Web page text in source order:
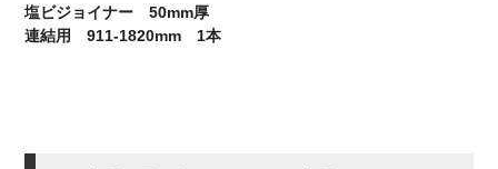
塩ビジョイナー 50mm厚
連結用 911-1820mm 1本